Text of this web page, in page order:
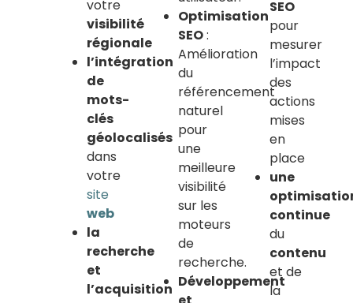
votre
visibilité
régionale
l’intégration
de
mots-
clés
géolocalisés
dans
votre
site
web
la
recherche
et
l’acquisition
Optimisation
SEO:
Amélioration
du
référencement
naturel
pour
une
meilleure
visibilité
sur les
moteurs
de
recherche.
Développement
SEO
pour
mesurer
l’impact
des
actions
mises
en
place
une
continue
du
contenu
et de
la